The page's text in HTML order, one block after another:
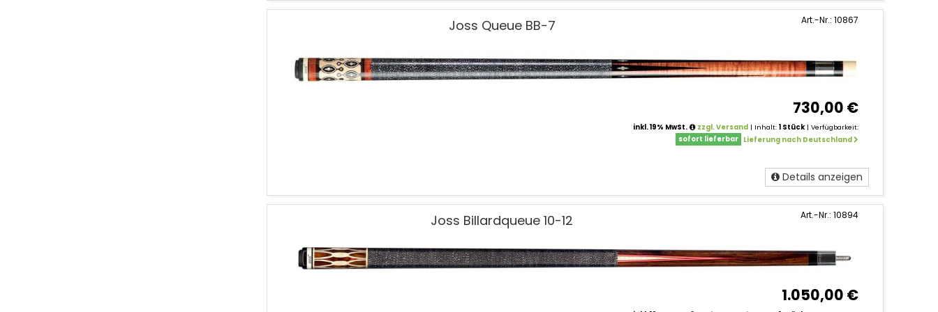
Joss Queue BB-7 Art.-Nr.: 10867
730,00 €
inkl. 19% MwSt. zzgl. Versand | Inhalt:1 Stück | Verfügbarkeit:
sofort lieferbar
Lieferung nach Deutschland
Details anzeigen
Joss Billardqueue 10-12 Art.-Nr.: 10894
1.050,00 €